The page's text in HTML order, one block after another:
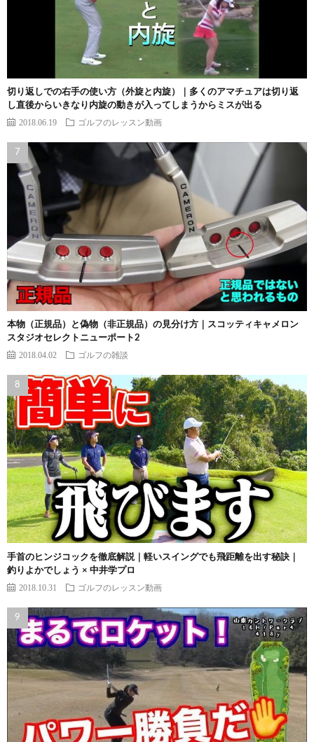
切り返しでの右手の使い方（外旋と内旋）｜多くのアマチュアは切り返
し直後からいきなり内旋の動きが入ってしまうからミスが出る
2018.06.19 ゴルフのレッスン動画
本物（正規品）と偽物（非正規品）の見分け方｜スコッティキャメロン
スタジオセレクトニューポート2
2018.04.02 ゴルフの雑談
手首のヒンジコックを徹底解説｜軽いスイングでも飛距離を出す秘訣｜
釣りよかでしょう × 中井学プロ
2018.10.31 ゴルフのレッスン動画